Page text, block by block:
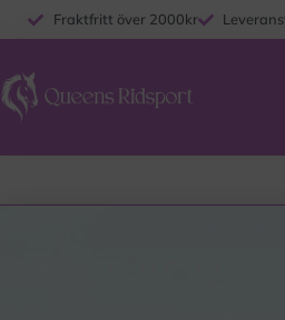
Fraktfritt över 2000kr